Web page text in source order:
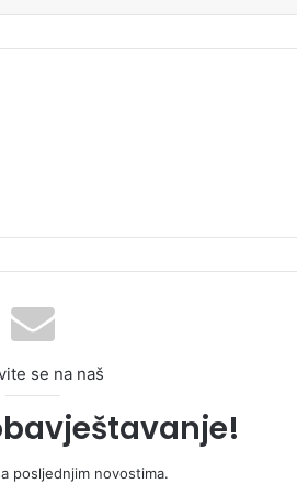
se na naš
posljednjim novostima.